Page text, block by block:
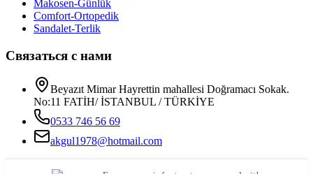
Makosen-Günlük
Comfort-Ortopedik
Sandalet-Terlik
Связаться с нами
Beyazıt Mimar Hayrettin mahallesi Doğramacı Sokak.
No:11 FATİH/ İSTANBUL / TÜRKİYE
0533 746 56 69
akgul1978@hotmail.com